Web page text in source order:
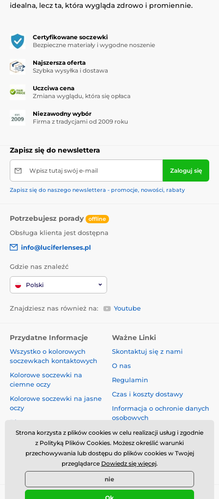
idealna, lecz ta, która wygląda zdrowo i promiennie.
Certyfikowane soczewki
Bezpieczne materiały i wygodne noszenie
Najszersza oferta
Szybka wysyłka i dostawa
Uczciwa cena
Zmiana wyglądu, która się opłaca
Niezawodny wybór
Firma z tradycjami od 2009 roku
Zapisz się do newslettera
Wpisz tutaj swój e-mail Zaloguj się
Zapisz się do naszego newslettera - promocje, nowości, rabaty
Potrzebujesz porady offline
Obsługa klienta jest dostępna
info@luciferlenses.pl
Gdzie nas znaleźć
Polski
Znajdziesz nas również na: Youtube
Przydatne Informacje
Wszystko o kolorowych
soczewkach kontaktowych
Kolorowe soczewki na
ciemne oczy
Kolorowe soczewki na jasne
oczy
Blog
Ważne Linki
Skontaktuj się z nami
O nas
Regulamin
Czas i koszty dostawy
Informacja o ochronie danych
osobowych
Reklamacje i Odstąpienie od
Umowy
Bezpieczeństwo i jakość bez
kompromisów
Strona korzysta z plików cookies w celu realizacji usług i zgodnie
z Polityką Plików Cookies. Możesz określić warunki
przechowywania lub dostępu do plików cookies w Twojej
przeglądarce Dowiedz się więcej.
nie